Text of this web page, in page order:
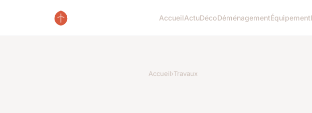
AccueilActuDécoDéménagementÉquipement
Accueil›Travaux